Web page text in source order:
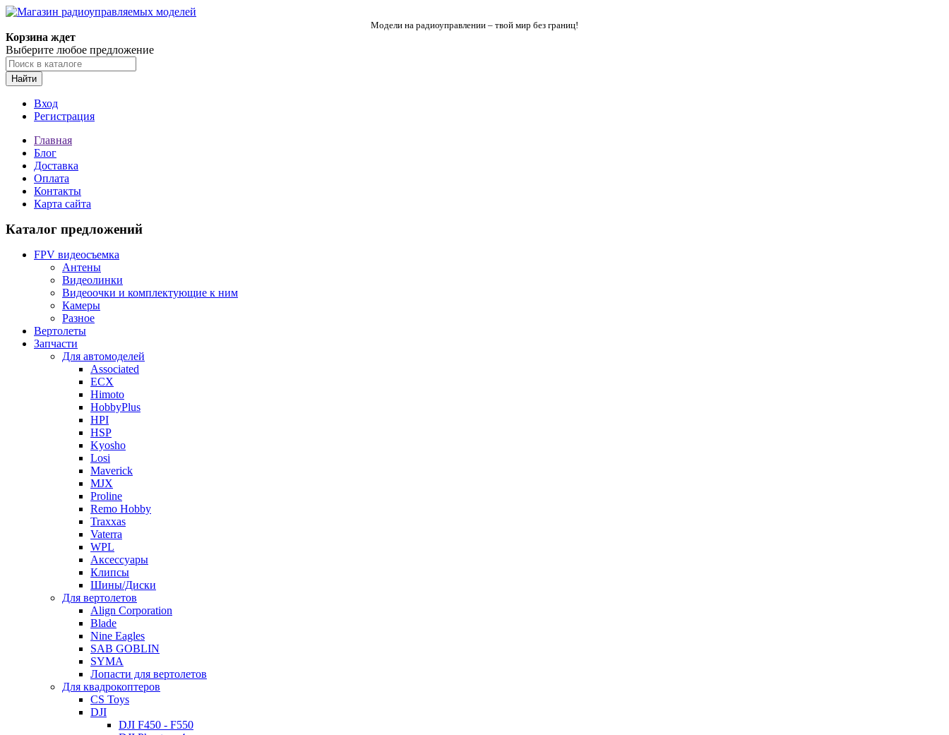
Модели на радиоуправлении – твой мир без границ!
Корзина ждет
Выберите любое предложение
Найти
Вход
Регистрация
Главная
Блог
Доставка
Оплата
Контакты
Карта сайта
Каталог предложений
FPV видеосъемка
Антены
Видеолинки
Видеоочки и комплектующие к ним
Камеры
Разное
Вертолеты
Запчасти
Для автомоделей
Associated
ECX
Himoto
HobbyPlus
HPI
HSP
Kyosho
Losi
Maverick
MJX
Proline
Remo Hobby
Traxxas
Vaterra
WPL
Аксессуары
Клипсы
Шины/Диски
Для вертолетов
Align Corporation
Blade
Nine Eagles
SAB GOBLIN
SYMA
Лопасти для вертолетов
Для квадрокоптеров
CS Toys
DJI
DJI F450 - F550